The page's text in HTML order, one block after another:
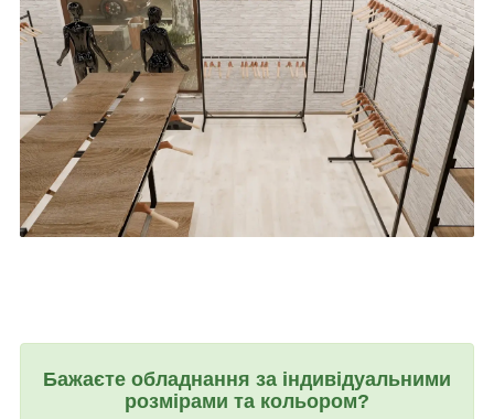
Бажаєте обладнання за індивідуальними
розмірами та кольором?